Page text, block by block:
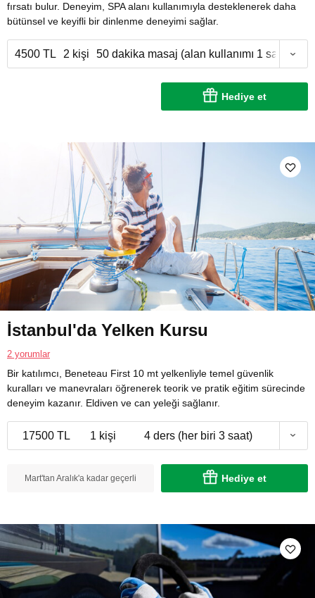
fırsatı bulur. Deneyim, SPA alanı kullanımıyla desteklenerek daha
bütünsel ve keyifli bir dinlenme deneyimi sağlar.
4500 TL 2 kişi 50 dakika masaj (alan kullanımı 1 saat)
Hediye et
İstanbul'da Yelken Kursu
2 yorumlar
Bir katılımcı, Beneteau First 10 mt yelkenliyle temel güvenlik
kuralları ve manevraları öğrenerek teorik ve pratik eğitim sürecinde
deneyim kazanır. Eldiven ve can yeleği sağlanır.
17500 TL 1 kişi 4 ders (her biri 3 saat)
Mart'tan Aralık'a kadar geçerli Hediye et